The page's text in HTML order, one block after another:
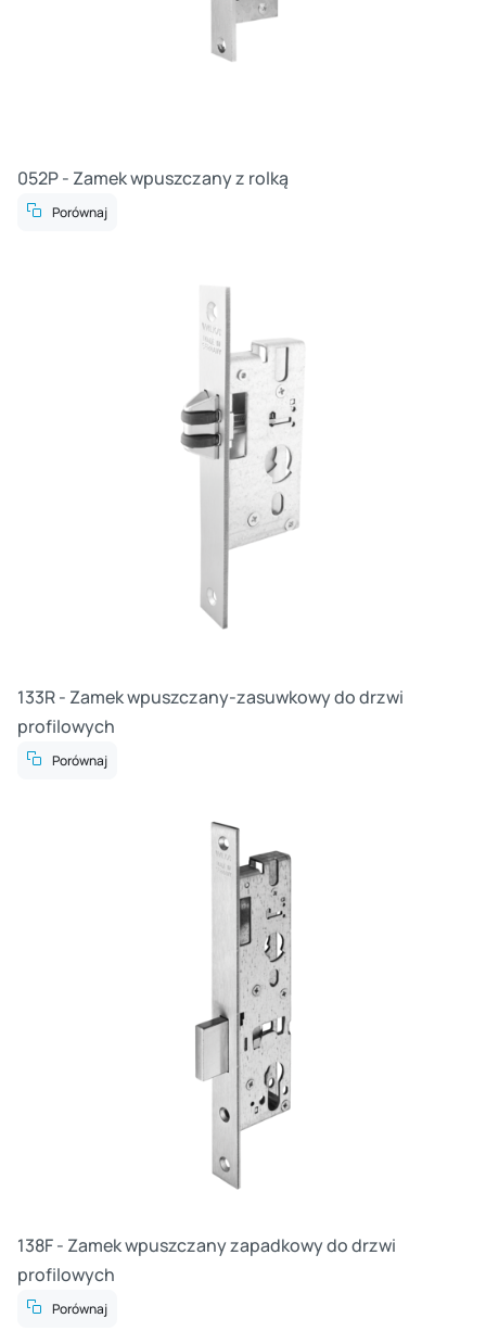
052P - Zamek wpuszczany z rolką
Porównaj
133R - Zamek wpuszczany-zasuwkowy do drzwi
profilowych
Porównaj
138F - Zamek wpuszczany zapadkowy do drzwi
profilowych
Porównaj